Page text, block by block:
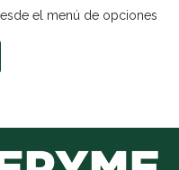
el menú de opciones